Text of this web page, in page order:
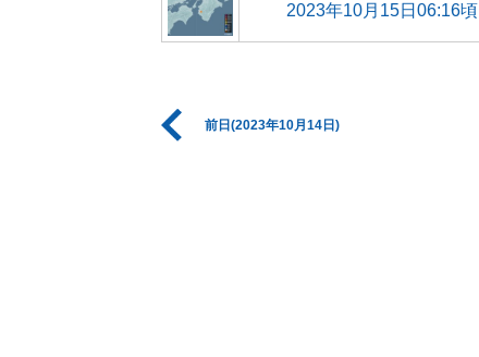
2023年10月15日06:16頃
前日(2023年10月14日)